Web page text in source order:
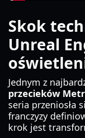
Skok
Unreal
Jednym z
przecieków
seria przeniosła
franczyzy
krok jest